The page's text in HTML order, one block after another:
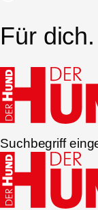
Für
Suchbegriff